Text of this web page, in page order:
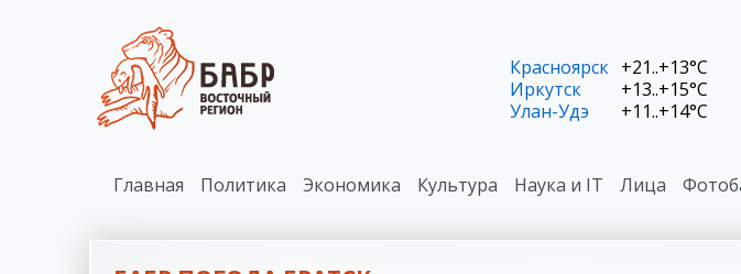
Красноярск +21..+13°C
Иркутск
+13..+15°C
Улан-Удэ
+11..+14°C
Главная Политика Экономика Культура Наука и IT Лица